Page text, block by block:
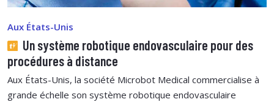
Aux États-Unis
Un système robotique endovasculaire pour des
procédures à distance
Aux États-Unis, la société Microbot Medical commercialise à
grande échelle son système robotique endovasculaire